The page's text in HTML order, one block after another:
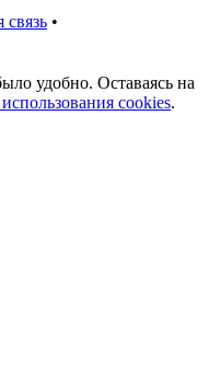
связь •
удобно. Оставаясь на
cookies.